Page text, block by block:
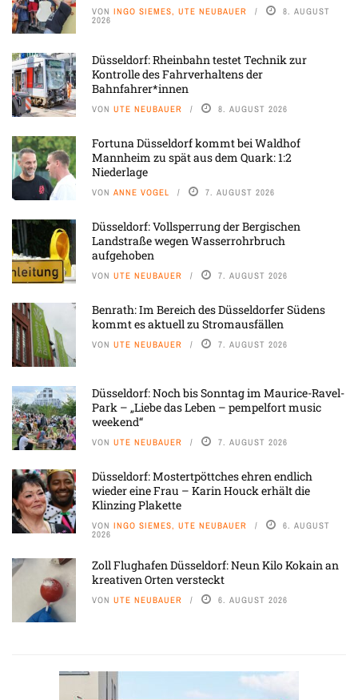
VON INGO SIEMES, UTE NEUBAUER 8. AUGUST
2026
Düsseldorf: Rheinbahn testet Technik zur
Kontrolle des Fahrverhaltens der
Bahnfahrer*innen
VON UTE NEUBAUER 8. AUGUST 2026
Fortuna Düsseldorf kommt bei Waldhof
Mannheim zu spät aus dem Quark: 1:2
Niederlage
VON ANNE VOGEL 7. AUGUST 2026
Düsseldorf: Vollsperrung der Bergischen
Landstraße wegen Wasserrohrbruch
aufgehoben
VON UTE NEUBAUER 7. AUGUST 2026
Benrath: Im Bereich des Düsseldorfer Südens
kommt es aktuell zu Stromausfällen
VON UTE NEUBAUER 7. AUGUST 2026
Düsseldorf: Noch bis Sonntag im Maurice-Ravel-
Park – „Liebe das Leben – pempelfort music
weekend“
VON UTE NEUBAUER 7. AUGUST 2026
Düsseldorf: Mostertpöttches ehren endlich
wieder eine Frau – Karin Houck erhält die
Klinzing Plakette
VON INGO SIEMES, UTE NEUBAUER 6. AUGUST
2026
Zoll Flughafen Düsseldorf: Neun Kilo Kokain an
kreativen Orten versteckt
VON UTE NEUBAUER 6. AUGUST 2026